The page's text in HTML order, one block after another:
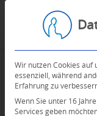
Wir nutzen Cookies auf
essenziell, während
Erfahrung zu
Wenn Sie unter 16
Services geben